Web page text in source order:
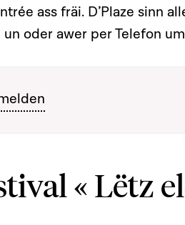
ass fräi. D’Plaze sinn
oder awer per Telefon um
« Lëtz